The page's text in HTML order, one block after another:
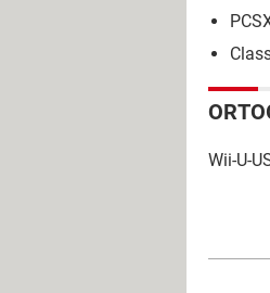
Wii-U-